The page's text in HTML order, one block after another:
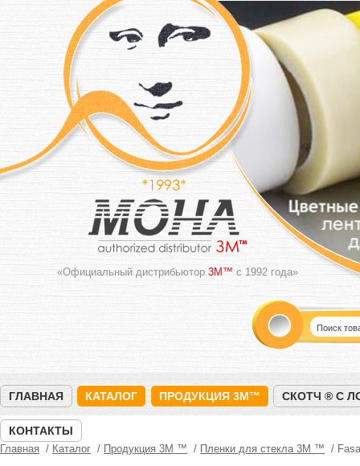
«Официальный дистрибьютор 3M™ с 1992 года»
ГЛАВНАЯ КАТАЛОГ ПРОДУКЦИЯ 3M™ СКОТЧ ® С
КОНТАКТЫ
Главная Каталог Продукция 3M ™ Пленки для стекла 3М ™